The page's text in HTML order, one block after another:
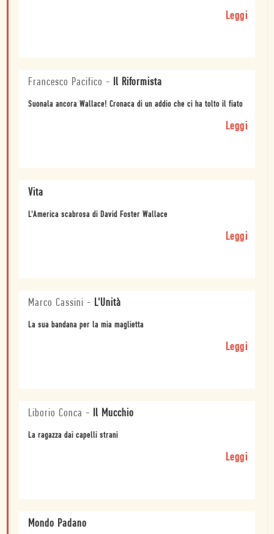
Leggi
Francesco Pacifico - Il Riformista
Suonala ancora Wallace! Cronaca di un addio che ci ha tolto il fiato
Leggi
Vita
L'America scabrosa di David Foster Wallace
Leggi
Marco Cassini - L'Unità
La sua bandana per la mia maglietta
Leggi
Liborio Conca - Il Mucchio
La ragazza dai capelli strani
Leggi
Mondo Padano